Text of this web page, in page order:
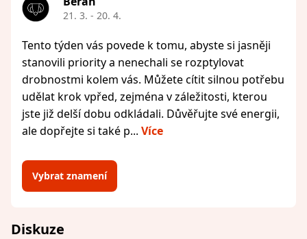
21. 3. - 20. 4.
Tento týden vás povede k tomu, abyste si jasněji
stanovili priority a nenechali se rozptylovat
drobnostmi kolem vás. Můžete cítit silnou potřebu
udělat krok vpřed, zejména v záležitosti, kterou
jste již delší dobu odkládali. Důvěřujte své energii,
ale dopřejte si také p... Více
Vybrat znamení
Diskuze